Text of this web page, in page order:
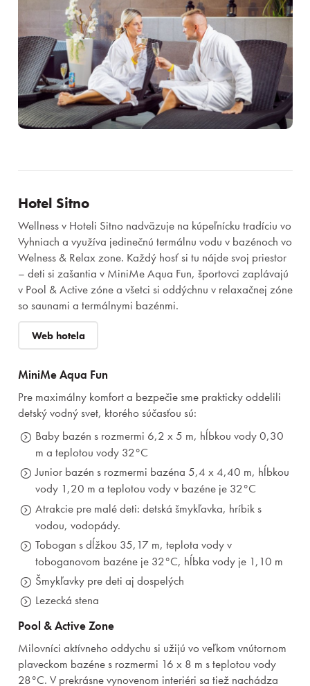
RegistráciaZabudnuté heslo
Trinity klub
Novinky
Kontakt
Darčekové poukazy
Hotel Sitno
Wellness v Hoteli Sitno nadväzuje na kúpeľnícku tradíciu vo
Vyhniach a využíva jedinečnú termálnu vodu v bazénoch vo
Welness & Relax zone. Každý hosť si tu nájde svoj priestor
– deti si zašantia v MiniMe Aqua Fun, športovci zaplávajú
v Pool & Active zóne a všetci si oddýchnu v relaxačnej zóne
so saunami a termálnymi bazénmi.
Web hotela
MiniMe Aqua Fun
Pre maximálny komfort a bezpečie sme prakticky oddelili
detský vodný svet, ktorého súčasťou sú:
Baby bazén s rozmermi 6,2 x 5 m, hĺbkou vody 0,30
m a teplotou vody 32°C
Junior bazén s rozmermi bazéna 5,4 x 4,40 m, hĺbkou
vody 1,20 m a teplotou vody v bazéne je 32°C
Atrakcie pre malé deti: detská šmykľavka, hríbik s
vodou, vodopády.
Tobogan s dĺžkou 35,17 m, teplota vody v
toboganovom bazéne je 32°C, hĺbka vody je 1,10 m
Šmykľavky pre deti aj dospelých
Lezecká stena
Pool & Active Zone
Milovníci aktívneho oddychu si užijú vo veľkom vnútornom
plaveckom bazéne s rozmermi 16 x 8 m s teplotou vody
28°C. V prekrásne vynovenom interiéri sa tiež nachádza